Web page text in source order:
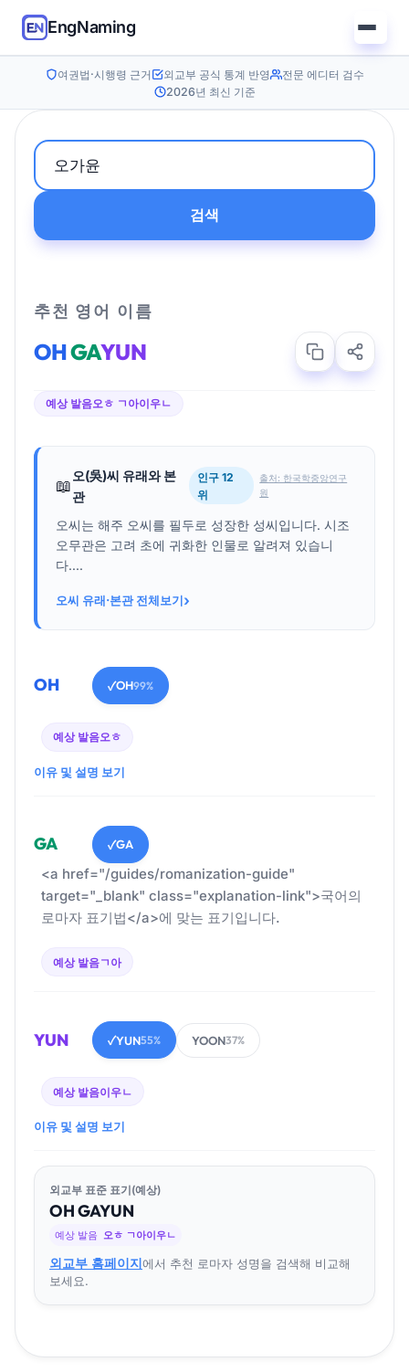
EngNaming
여권법·시행령 근거 외교부 공식 통계 반영
전문 에디터 검수
2026년 최신 기준
검색
추천 영어 이름
OHGAYUN
예상 발음오ㅎ ㄱ아이우ㄴ
📖
오(吳)씨 유래와 본
관
인구 12
위
출처: 한국학중앙연구
원
오씨는 해주 오씨를 필두로 성장한 성씨입니다. 시조
오무관은 고려 초에 귀화한 인물로 알려져 있습니
다....
오씨 유래·본관 전체보기›
OH ✓OH99%
예상 발음오ㅎ
이유 및 설명 보기
GA ✓GA
<a href="/guides/romanization-guide"
target="_blank" class="explanation-link">국어의
로마자 표기법</a>에 맞는 표기입니다.
예상 발음ㄱ아
YUN ✓YUN55% YOON37%
예상 발음이우ㄴ
이유 및 설명 보기
외교부 표준 표기(예상)
OHGAYUN
예상 발음 오ㅎ ㄱ아이우ㄴ
외교부 홈페이지에서 추천 로마자 성명을 검색해 비교해
보세요.